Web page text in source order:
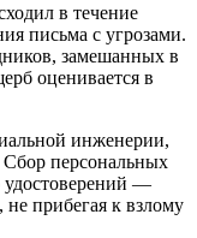
в течение
письма с угрозами.
замешанных в
оценивается в
инженерии,
Сбор персональных
—
прибегая к взлому